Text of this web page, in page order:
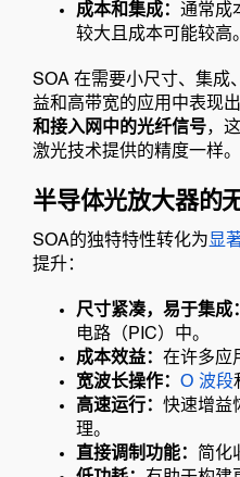
成本和集成： 通常成
较大且成本可能较高。
SOA 在需要小尺寸、集成
益和高带宽的应用中表现
和接入网中的光纤信号，
激光技术提供的精度一样。
半导体光放大器的
SOA的独特特性转化为显
提升：
尺寸紧凑，易于集成：
电路（PIC）中。
成本效益： 在许多应
宽波长操作： O 波段
高速运行： 快速增益
理。
直接调制功能： 简化